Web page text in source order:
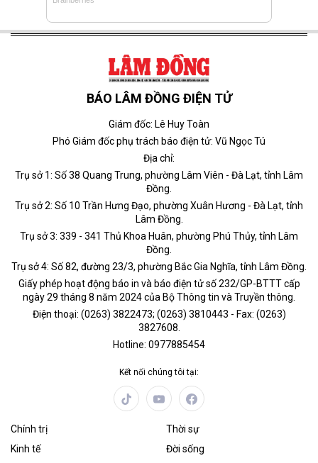
BÁO LÂM ĐỒNG ĐIỆN TỬ
Giám đốc: Lê Huy Toàn
Phó Giám đốc phụ trách báo điện tử: Vũ Ngọc Tú
Địa chỉ:
Trụ sở 1: Số 38 Quang Trung, phường Lâm Viên - Đà Lạt, tỉnh Lâm
Đồng.
Trụ sở 2: Số 10 Trần Hưng Đạo, phường Xuân Hương - Đà Lạt, tỉnh
Lâm Đồng.
Trụ sở 3: 339 - 341 Thủ Khoa Huân, phường Phú Thủy, tỉnh Lâm
Đồng.
Trụ sở 4: Số 82, đường 23/3, phường Bắc Gia Nghĩa, tỉnh Lâm Đồng.
Giấy phép hoạt động báo in và báo điện tử số 232/GP-BTTT cấp
ngày 29 tháng 8 năm 2024 của Bộ Thông tin và Truyền thông.
Điện thoại: (0263) 3822473; (0263) 3810443 - Fax: (0263)
3827608.
Hotline: 0977885454
Kết nối chúng tôi tại:
Chính trị
Thời sự
Kinh tế
Đời sống